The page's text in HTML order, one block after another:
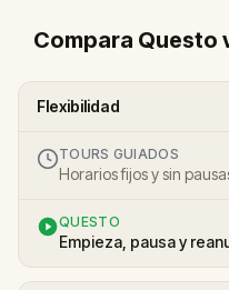
Compara Questo
Flexibilidad
TOURS GUIADOS
Horarios fijos y sin
QUESTO
Empieza, pausa y